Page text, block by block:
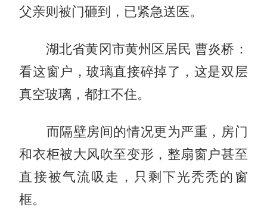
父亲则被门砸到，已紧急送医。
湖北省黄冈市黄州区居民 曹炎桥：
看这窗户，玻璃直接碎掉了，这是双层
真空玻璃，都扛不住。
而隔壁房间的情况更为严重，房门
和衣柜被大风吹至变形，整扇窗户甚至
直接被气流吸走，只剩下光秃秃的窗
框。